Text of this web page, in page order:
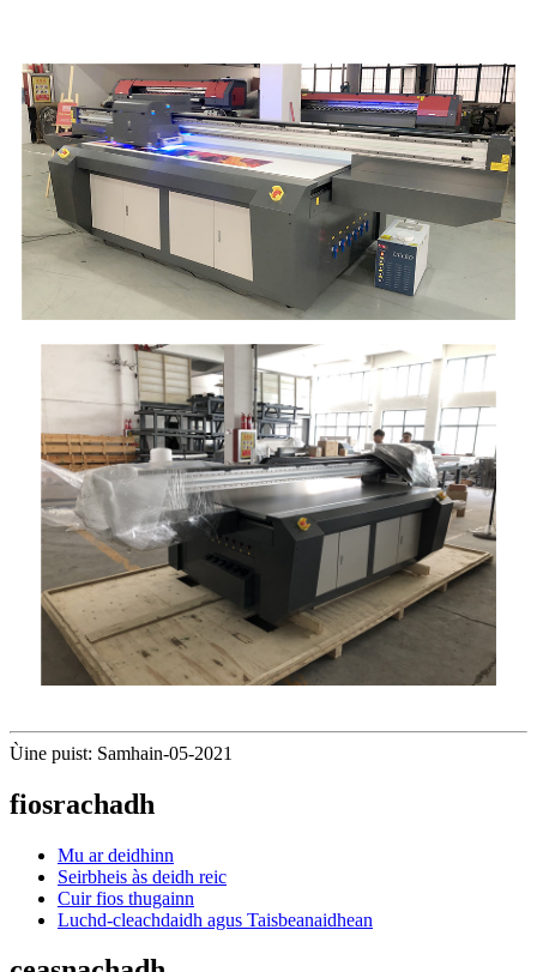
Ùine puist: Samhain-05-2021
fiosrachadh
Mu ar deidhinn
Seirbheis às deidh reic
Cuir fios thugainn
Luchd-cleachdaidh agus Taisbeanaidhean